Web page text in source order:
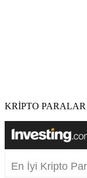
KRİPTO PARALAR